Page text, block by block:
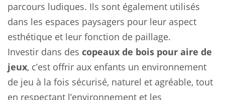
parcours ludiques. Ils sont également utilisés
dans les espaces paysagers pour leur aspect
esthétique et leur fonction de paillage.
Investir dans des copeaux de bois pour aire de
jeux, c’est offrir aux enfants un environnement
de jeu à la fois sécurisé, naturel et agréable, tout
en respectant l’environnement et les